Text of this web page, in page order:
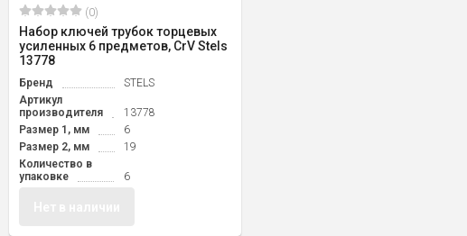
(0)
Набор ключей трубок торцевых
усиленных 6 предметов, CrV Stels
13778
Бренд
STELS
Артикул
производителя
13778
Размер 1, мм
6
Размер 2, мм
19
Количество в
упаковке
6